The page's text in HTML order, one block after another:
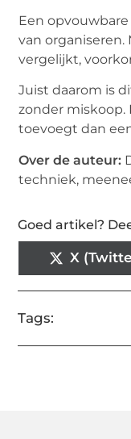
Een
van organiseren.
vergelijkt,
Juist daarom is
zonder miskoop.
toevoegt dan
Over de auteur:
techniek,
Goed artikel?
X
Tags: